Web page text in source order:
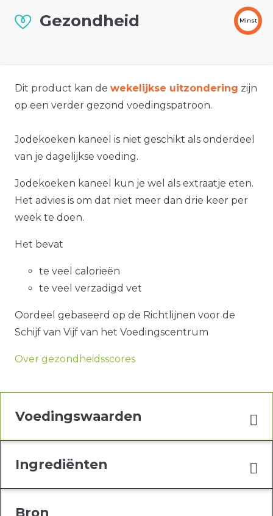
Gezondheid Minst
Dit product kan de wekelijkse uitzondering zijn
op een verder gezond voedingspatroon.
Jodekoeken kaneel is niet geschikt als onderdeel
van je dagelijkse voeding.
Jodekoeken kaneel kun je wel als extraatje eten.
Het advies is om dat niet meer dan drie keer per
week te doen.
Het bevat
te veel calorieën
te veel verzadigd vet
Oordeel gebaseerd op de Richtlijnen voor de
Schijf van Vijf van het Voedingscentrum
Over gezondheidsscores
Voedingswaarden
Ingrediënten
Bron